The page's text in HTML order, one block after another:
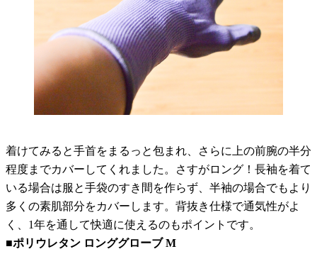
着けてみると手首をまるっと包まれ、さらに上の前腕の半分
程度までカバーしてくれました。さすがロング！長袖を着て
いる場合は服と手袋のすき間を作らず、半袖の場合でもより
多くの素肌部分をカバーします。背抜き仕様で通気性がよ
く、1年を通して快適に使えるのもポイントです。
■ポリウレタン ロンググローブ M